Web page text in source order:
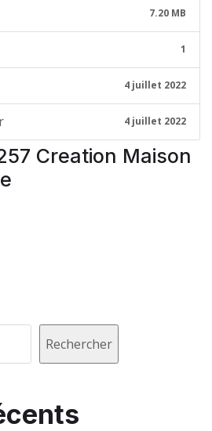
7.20 MB
1
4 juillet 2022
4 juillet 2022
Creation Maison
Rechercher